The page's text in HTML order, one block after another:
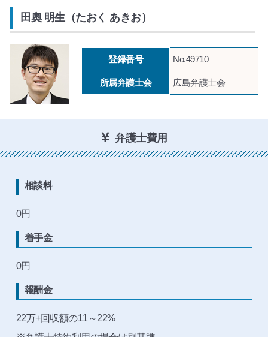
田奧 明生（たおく あきお）
登録番号 No.49710
所属弁護士会 広島弁護士会
弁護士費用
相談料
0円
着手金
0円
報酬金
22万+回収額の11～22%